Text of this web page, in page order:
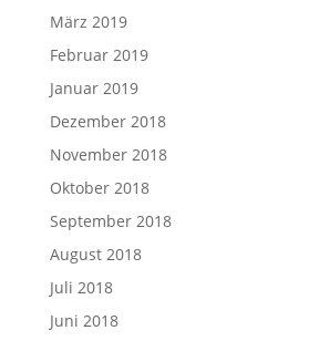
März 2019
Februar 2019
Januar 2019
Dezember 2018
November 2018
Oktober 2018
September 2018
August 2018
Juli 2018
Juni 2018